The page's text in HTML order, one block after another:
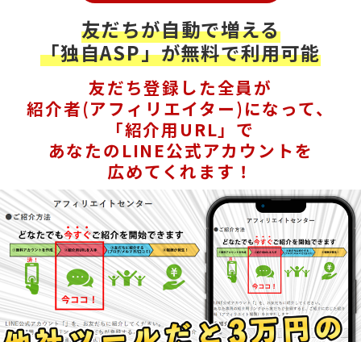
友だちが自動で増える
「独自ASP」が無料で利用可能
友だち登録した全員が
紹介者(アフィリエイター)になって、
「紹介用URL」で
あなたのLINE公式アカウントを
広めてくれます！